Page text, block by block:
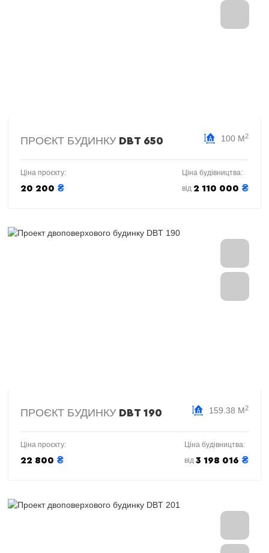
ПРОЄКТ БУДИНКУ DBT 650 100 М2
Ціна проєкту:
20 200 ₴
Ціна будівництва:
від 2 110 000 ₴
ПРОЄКТ БУДИНКУ DBT 190 159.38 М2
Ціна проєкту:
22 800 ₴
Ціна будівництва:
від 3 198 016 ₴